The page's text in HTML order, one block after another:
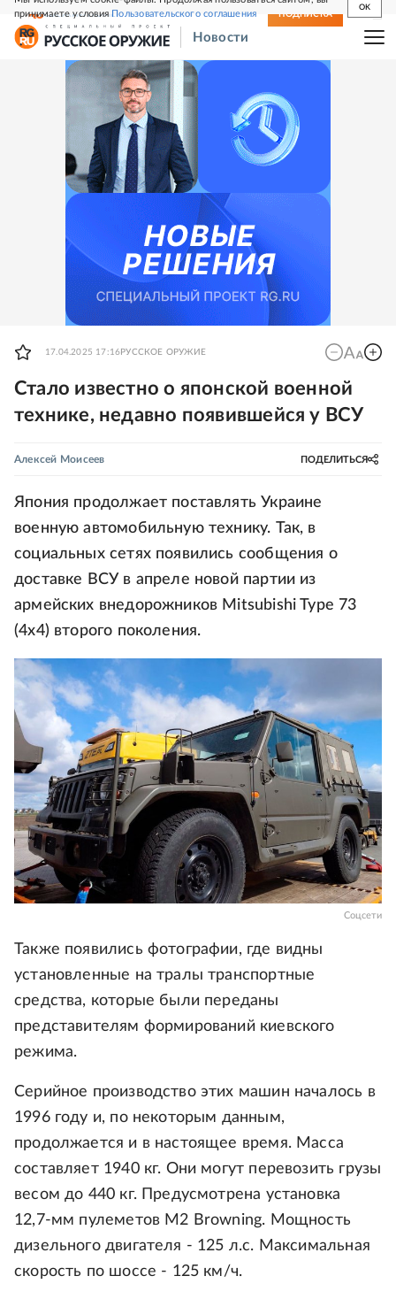
принимаете условияПользовательского соглашения
OK
СВЕЖИЙ НОМЕР ПОДПИСКА
Новости
17.04.2025 17:16 РУССКОЕ ОРУЖИЕ
Стало известно о японской военной
технике, недавно появившейся у ВСУ
Алексей Моисеев ПОДЕЛИТЬСЯ
Япония продолжает поставлять Украине
военную автомобильную технику. Так, в
социальных сетях появились сообщения о
доставке ВСУ в апреле новой партии из
армейских внедорожников Mitsubishi Type 73
(4х4) второго поколения.
Соцсети
Также появились фотографии, где видны
установленные на тралы транспортные
средства, которые были переданы
представителям формирований киевского
режима.
Серийное производство этих машин началось в
1996 году и, по некоторым данным,
продолжается и в настоящее время. Масса
составляет 1940 кг. Они могут перевозить грузы
весом до 440 кг. Предусмотрена установка
12,7-мм пулеметов M2 Browning. Мощность
дизельного двигателя - 125 л.с. Максимальная
скорость по шоссе - 125 км/ч.